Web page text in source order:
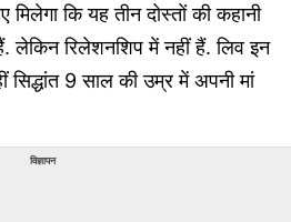
कि यह तीन दोस्तों की कहानी
लेकिन रिलेशनशिप में नहीं हैं. लिव इन
सिद्धांत 9 साल की उम्र में अपनी मां
विज्ञापन